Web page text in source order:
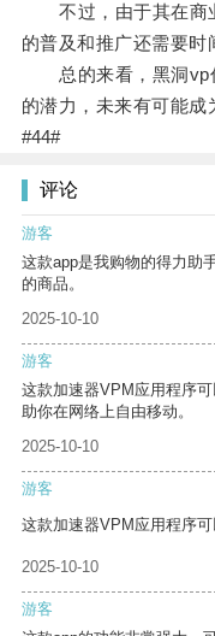
不过，由于其在商
的普及和推广还需要时
总的来看，黑洞vp
的潜力，未来有可能成
#44#
评论
游客
这款app是我购物的得力助
的商品。
2025-10-10
游客
这款加速器VPM应用程序
助你在网络上自由移动。
2025-10-10
游客
这款加速器VPM应用程序
2025-10-10
游客